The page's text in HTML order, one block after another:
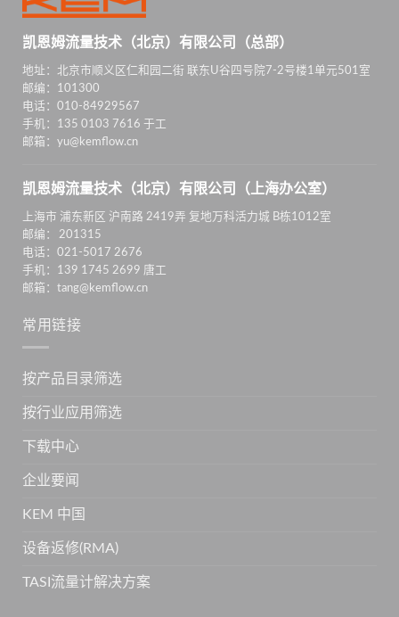
凯恩姆流量技术（北京）有限公司（总部）
地址：北京市顺义区仁和园二街 联东U谷四号院7-2号楼1单元501室
邮编：101300
电话：010-84929567
手机：135 0103 7616 于工
邮箱：yu@kemflow.cn
凯恩姆流量技术（北京）有限公司（上海办公室）
上海市 浦东新区 沪南路 2419弄 复地万科活力城 B栋1012室
邮编： 201315
电话：021-5017 2676
手机：139 1745 2699 唐工
邮箱：tang@kemflow.cn
常用链接
按产品目录筛选
按行业应用筛选
下载中心
企业要闻
KEM 中国
设备返修(RMA)
TASI流量计解决方案